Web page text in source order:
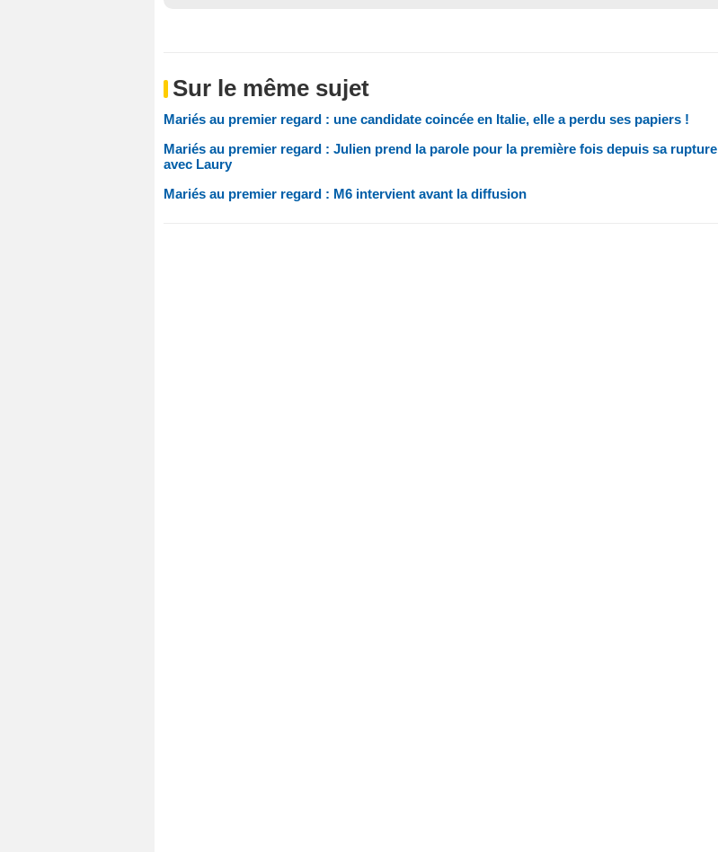
Sur le même sujet
Mariés au premier regard : une candidate coincée en Italie, elle a perdu ses papiers !
Mariés au premier regard : Julien prend la parole pour la première fois depuis sa rupture
avec Laury
Mariés au premier regard : M6 intervient avant la diffusion